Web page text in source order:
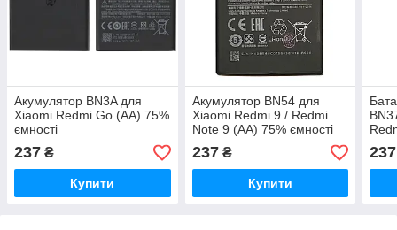
Акумулятор BN3A для
Xiaomi Redmi Go (АА) 75%
ємності
237 ₴
Купити
Акумулятор BN54 для
Xiaomi Redmi 9 / Redmi
Note 9 (АА) 75% ємності
237₴
Купити
237